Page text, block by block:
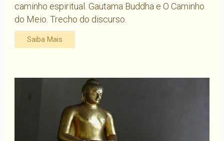
caminho espiritual. Gautama Buddha e O Caminho
do Meio. Trecho do discurso.
Saiba Mais